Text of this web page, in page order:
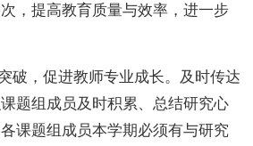
，提高教育质量与效率，进一步
破，促进教师专业成长。及时传达
题组成员及时积累、总结研究心
课题组成员本学期必须有与研究